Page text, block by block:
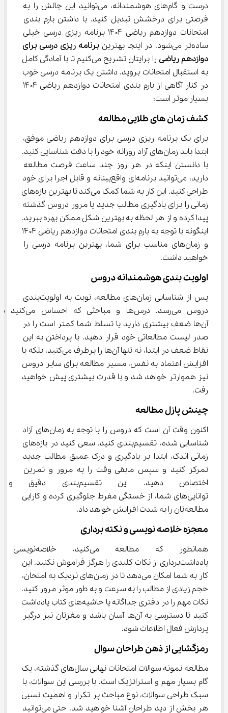
درست و گام‌های هوشمندانه، می‌توانید این چالش را به
فرصتی برای درخشش تبدیل کنید. با داشتن بارم بندی
امتحانات دوازدهم ریاضی ۱۴۰۴ برنامه ریزی درسی خیلی
ساده‌تر می‌شود.
در اینجا بهترین برنامه ریزی درسی برای
دوازدهم ریاضی
را برایتان تشریح می‌کنیم تا با آمادگی کامل
به استقبال امتحانات بروید. داشتن یک برنامه درسی خوب
بسیار موثر است:
کشف زمان ‌های طلایی مطالعه
برای یک برنامه ریزی درسی برای دوازدهم ریاضی موفق،
ابتدا باید زمان‌های آزاد روزانه خود را با دقت شناسایی کنید.
با دانستن اینکه در هر روز چند ساعت فرصت مطالعه
دارید، می‌توانید برنامه‌ای واقع‌بینانه و قابل اجرا برای خود
طراحی کنید. این کار به شما کمک می‌کند تا بهترین بازه‌های
زمانی را برای یادگیری مطالب جدید یا مرور دروس گذشته
پیدا کرده و از هر لحظه به بهترین شکل ممکن بهره ببرید.
اینگونه با توجه به
و زمان‌های مناسب برای شما، بهترین برنامه درسی را
خواهید داشت.
اولویت ‌بندی هوشمندانه دروس
پس از شناسایی زمان‌های مطالعه، نوبت به اولویت‌بندی
دروس می‌رسد. درس‌ها و مباحثی که احساس
آن‌ها ضعف بیشتری دارید یا تسلط شما کمتر است را در
صدر لیست مطالعاتی خود قرار دهید. با پرداختن به این
نقاط ضعف در ابتدا، نه تنها آن‌ها را برطرف می‌کنید، بلکه با
افزایش اعتماد به نفس، مسیر مطالعه برای سایر دروس
نیز هموارتر خواهد شد و با قدرت بیشتری پیش خواهید
رفت.
چینش پازل مطالعه
اکنون وقت آن است که دروس را با توجه به زمان‌های آزاد
شناسایی شده، تقسیم‌بندی کنید. سعی کنید در بازه‌های
زمانی اندک، ابتدا بر یادگیری و درک عمیق مطالب جدید
تمرکز کنید و سپس مابقی وقت را به مرور و تمرین
اختصاص دهید. این
توانایی‌های شما، از خستگی مفرط جلوگیری کرده و کارایی
مطالعه‌تان را به شدت افزایش خواهد داد.
معجزه خلاصه ‌نویسی و نکته ‌برداری
همانطور که مطالعه می‌کنید،
یادداشت‌برداری از نکات کلیدی را هرگز فراموش نکنید. این
کار به شما امکان می‌دهد تا در زمان‌های نزدیک به امتحان،
حجم زیادی از مطالب را به سرعت و به طور موثر مرور کنید.
نکات مهم را در دفتری جداگانه یا حاشیه‌های کتاب یادداشت
کنید تا دسترسی به آن‌ها آسان باشد و مغزتان نیز درگیر
پردازش فعال اطلاعات شود.
رمزگشایی از ذهن طراحان سوال
مطالعه نمونه سوالات امتحانات نهایی سال‌های گذشته، یک
گام بسیار مهم و استراتژیک است. با بررسی این سوالات، با
سبک طراحی سوالات، نوع مباحث پر تکرار و اهمیت نسبی
هر بخش از دید طراحان آشنا خواهید شد. حتی می‌توانید